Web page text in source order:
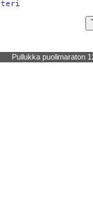
Pullukka puolimaraton